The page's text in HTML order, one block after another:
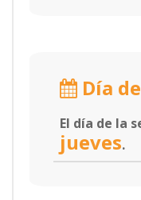
Día
El día de la
jueves.